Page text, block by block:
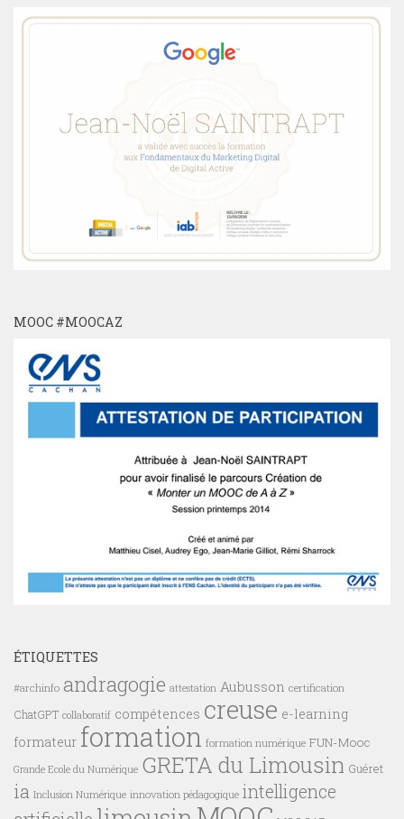
MOOC #MOOCAZ
ÉTIQUETTES
#archinfo andragogie attestation Aubusson certification
ChatGPT collaboratif compétences creuse e-learning
formateur formation formation numérique FUN-Mooc
Grande Ecole du Numérique GRETA du Limousin Guéret
ia Inclusion Numérique innovation pédagogique intelligence